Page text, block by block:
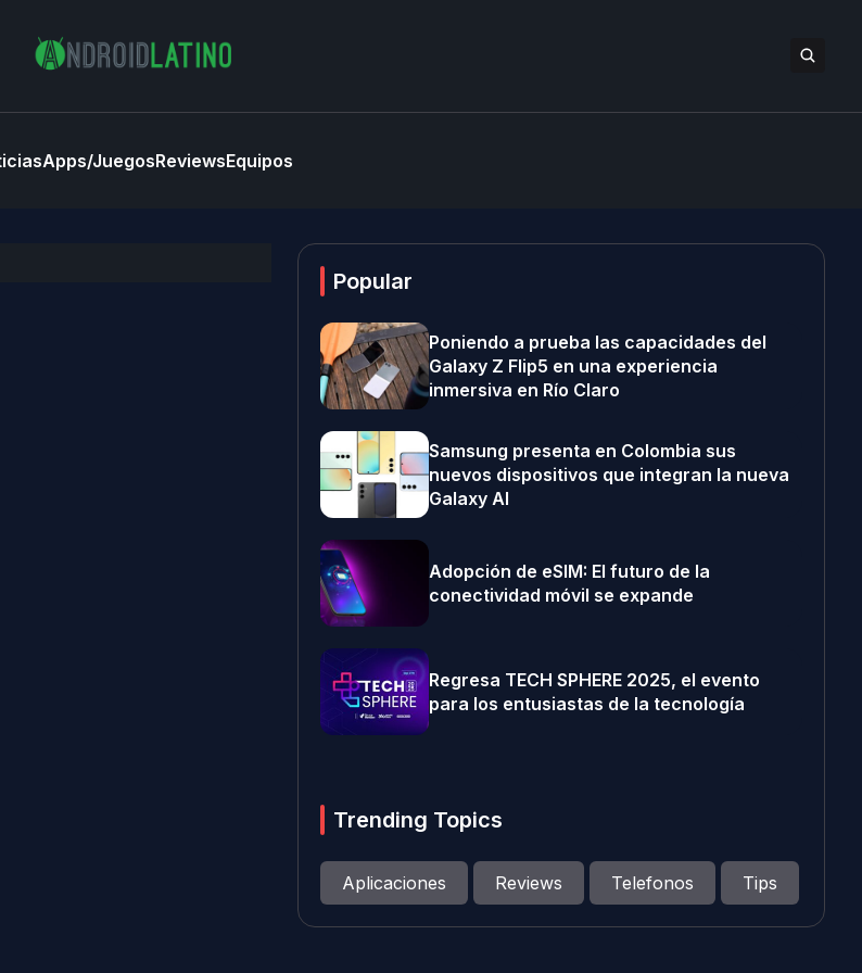
Apps/JuegosReviewsEquipos
Popular
Poniendo a prueba las capacidades del
Galaxy Z Flip5 en una experiencia
inmersiva en Río Claro
Samsung presenta en Colombia sus
nuevos dispositivos que integran la nueva
Galaxy AI
Adopción de eSIM: El futuro de la
conectividad móvil se expande
Regresa TECH SPHERE 2025, el evento
para los entusiastas de la tecnología
Trending Topics
Aplicaciones Reviews Telefonos Tips